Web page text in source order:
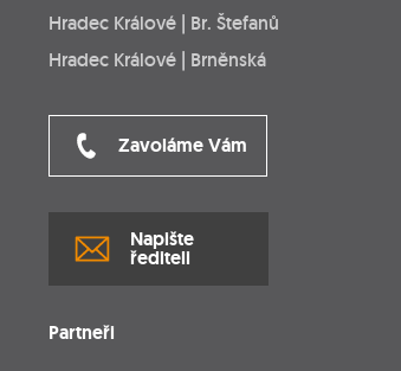
Hradec Králové | Br. Štefanů
Hradec Králové | Brněnská
Zavoláme Vám
Napište
řediteli
Partneři